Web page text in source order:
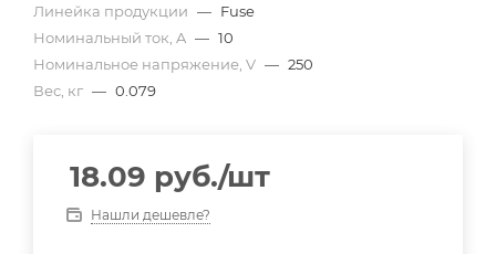
Линейка продукции — Fuse
Номинальный ток, A — 10
Номинальное напряжение, V — 250
Вес, кг — 0.079
18.09 руб./шт
Нашли дешевле?